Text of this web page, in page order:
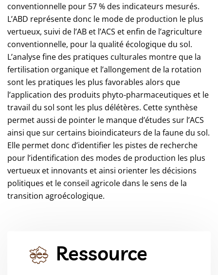
conventionnelle pour 57 % des indicateurs mesurés.
L’ABD représente donc le mode de production le plus
vertueux, suivi de l’AB et l’ACS et enfin de l’agriculture
conventionnelle, pour la qualité écologique du sol.
L’analyse fine des pratiques culturales montre que la
fertilisation organique et l’allongement de la rotation
sont les pratiques les plus favorables alors que
l’application des produits phyto-pharmaceutiques et le
travail du sol sont les plus délétères. Cette synthèse
permet aussi de pointer le manque d’études sur l’ACS
ainsi que sur certains bioindicateurs de la faune du sol.
Elle permet donc d’identifier les pistes de recherche
pour l’identification des modes de production les plus
vertueux et innovants et ainsi orienter les décisions
politiques et le conseil agricole dans le sens de la
transition agroécologique.
Ressource